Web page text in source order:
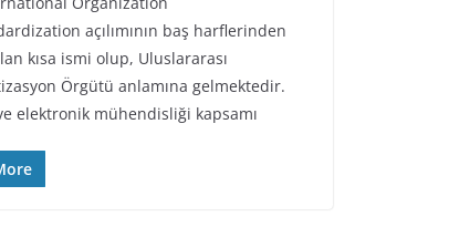
açılımının baş harflerinden
kısa ismi olup, Uluslararası
Örgütü anlamına gelmektedir.
elektronik mühendisliği kapsamı